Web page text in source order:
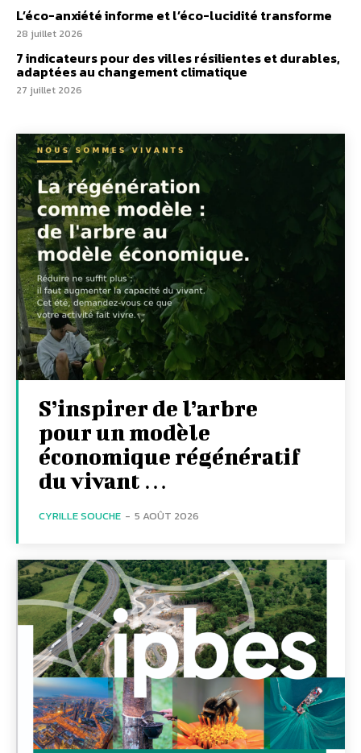
L’éco-anxiété informe et l’éco-lucidité transforme
28 juillet 2026
7 indicateurs pour des villes résilientes et durables,
adaptées au changement climatique
27 juillet 2026
S’inspirer de l’arbre
pour un modèle
économique régénératif
du vivant …
CYRILLE SOUCHE - 5 AOÛT 2026